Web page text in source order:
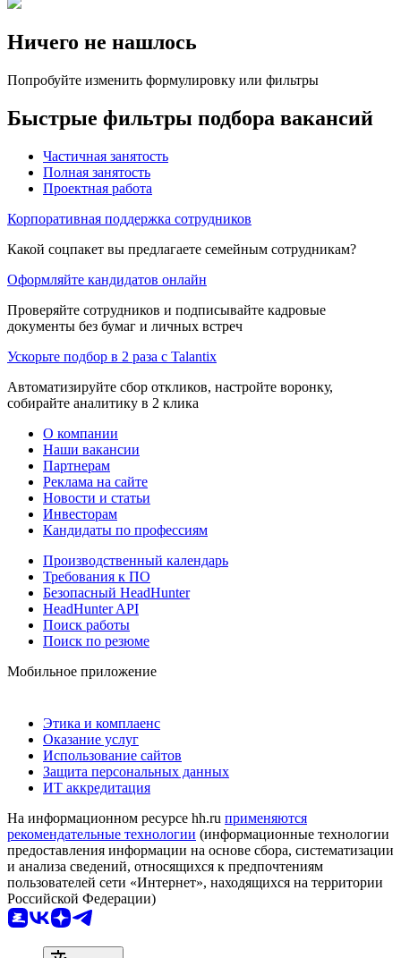
Ничего не нашлось
Попробуйте изменить формулировку или фильтры
Быстрые фильтры подбора вакансий
Частичная занятость
Полная занятость
Проектная работа
Корпоративная поддержка сотрудников
Какой соцпакет вы предлагаете семейным сотрудникам?
Оформляйте кандидатов онлайн
Проверяйте сотрудников и подписывайте кадровые
документы без бумаг и личных встреч
Ускорьте подбор в 2 раза с Talantix
Автоматизируйте сбор откликов, настройте воронку,
собирайте аналитику в 2 клика
О компании
Наши вакансии
Партнерам
Реклама на сайте
Новости и статьи
Инвесторам
Кандидаты по профессиям
Производственный календарь
Требования к ПО
Безопасный HeadHunter
HeadHunter API
Поиск работы
Поиск по резюме
Мобильное приложение
Этика и комплаенс
Оказание услуг
Использование сайтов
Защита персональных данных
ИТ аккредитация
На информационном ресурсе hh.ru применяются
рекомендательные технологии (информационные технологии
предоставления информации на основе сбора, систематизации
и анализа сведений, относящихся к предпочтениям
пользователей сети «Интернет», находящихся на территории
Российской Федерации)